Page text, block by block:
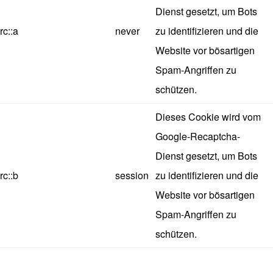
rc::a never
Dienst gesetzt, um Bots
zu identifizieren und die
Website vor bösartigen
Spam-Angriffen zu
schützen.
rc::b session
Dieses Cookie wird vom
Google-Recaptcha-
Dienst gesetzt, um Bots
zu identifizieren und die
Website vor bösartigen
Spam-Angriffen zu
schützen.